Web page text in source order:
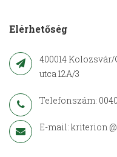
Elérhetőség
400014
utca 12A/3
Telefonszám:
E-mail: kriterion